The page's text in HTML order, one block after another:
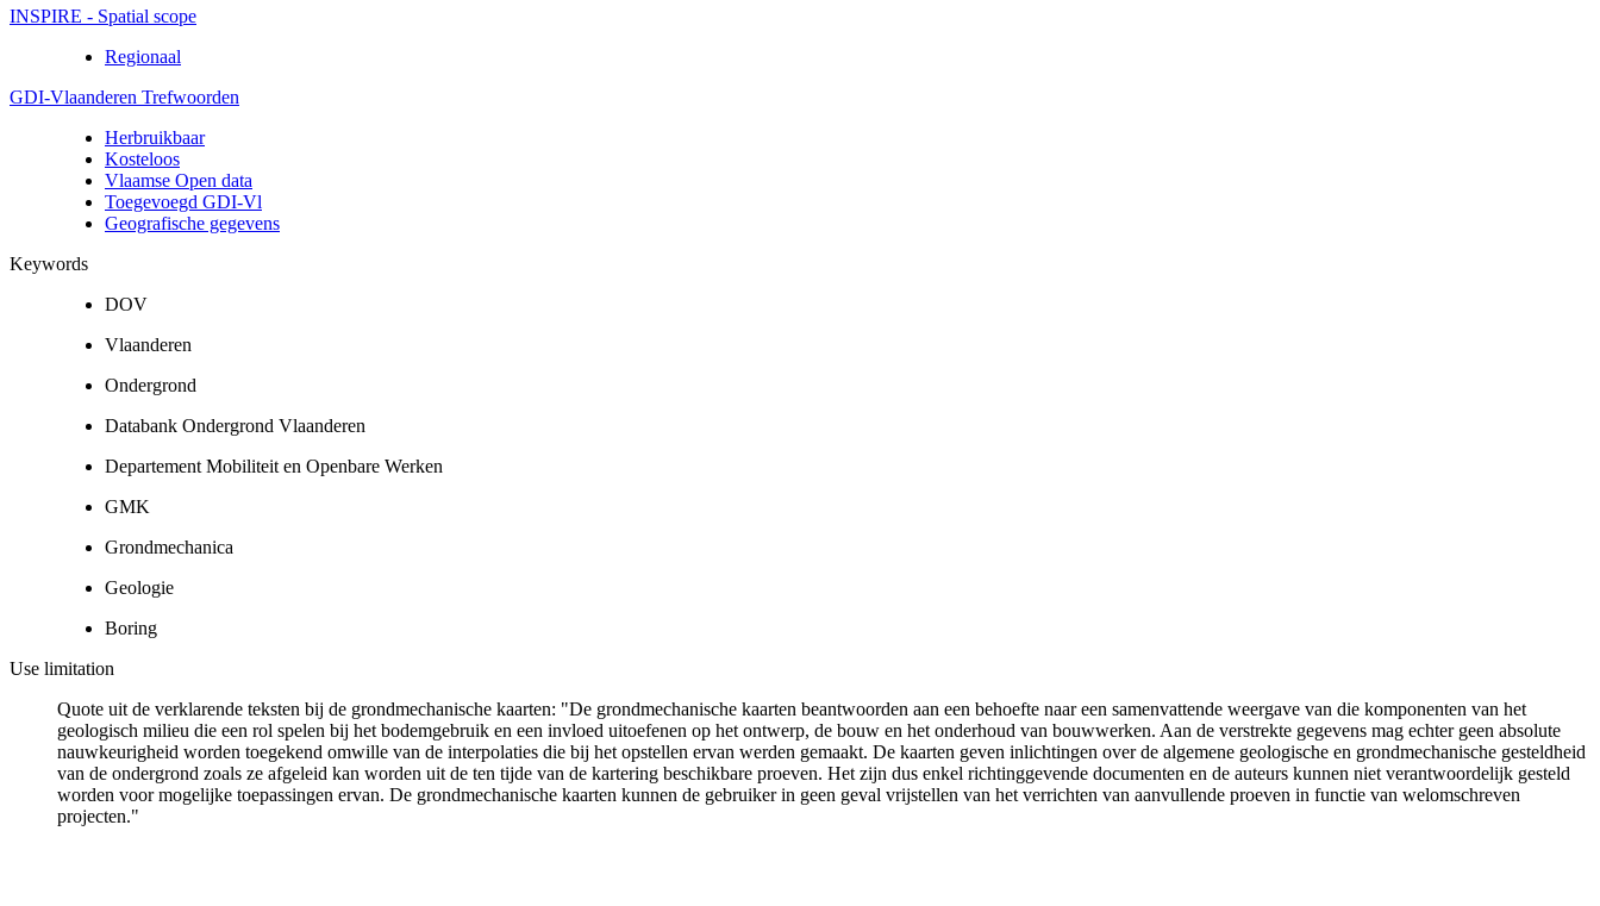
INSPIRE - Spatial scope
Regionaal
GDI-Vlaanderen Trefwoorden
Herbruikbaar
Kosteloos
Vlaamse Open data
Toegevoegd GDI-Vl
Geografische gegevens
Keywords
DOV
Vlaanderen
Ondergrond
Databank Ondergrond Vlaanderen
Departement Mobiliteit en Openbare Werken
GMK
Grondmechanica
Geologie
Boring
Use limitation
Quote uit de verklarende teksten bij de grondmechanische kaarten: "De grondmechanische kaarten beantwoorden aan een behoefte naar een samenvattende weergave van die komponenten van het
geologisch milieu die een rol spelen bij het bodemgebruik en een invloed uitoefenen op het ontwerp, de bouw en het onderhoud van bouwwerken. Aan de verstrekte gegevens mag echter geen absolute
nauwkeurigheid worden toegekend omwille van de interpolaties die bij het opstellen ervan werden gemaakt. De kaarten geven inlichtingen over de algemene geologische en grondmechanische gesteldheid
van de ondergrond zoals ze afgeleid kan worden uit de ten tijde van de kartering beschikbare proeven. Het zijn dus enkel richtinggevende documenten en de auteurs kunnen niet verantwoordelijk gesteld
worden voor mogelijke toepassingen ervan. De grondmechanische kaarten kunnen de gebruiker in geen geval vrijstellen van het verrichten van aanvullende proeven in functie van welomschreven
projecten."